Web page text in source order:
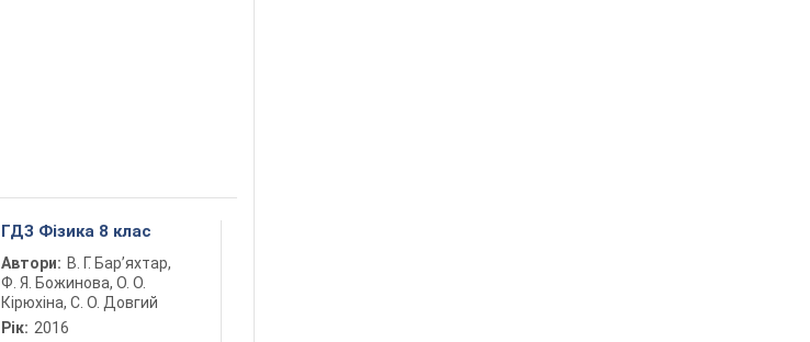
ГДЗ Фізика 8 клас
Автори: В. Г. Бар’яхтар,
Ф. Я. Божинова, О. О.
Кірюхіна, С. О. Довгий
Рік: 2016